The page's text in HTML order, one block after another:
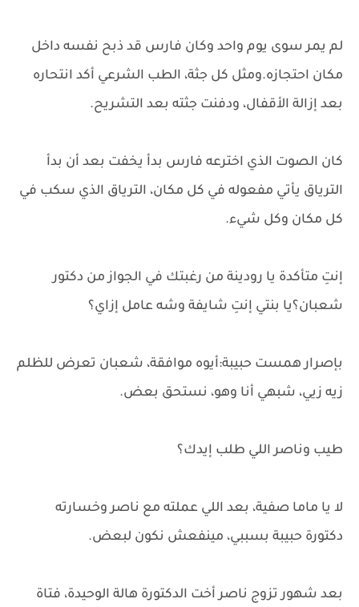
لم يمر سوى يوم واحد وكان فارس قد ذبح نفسه داخل
مكان احتجازه.ومثل كل جثة، الطب الشرعي أكد انتحاره
بعد إزالة الأقفال، ودفنت جثته بعد التشريح.
كان الصوت الذي اخترعه فارس بدأ يخفت بعد أن بدأ
الترياق يأتي مفعوله في كل مكان، الترياق الذي سكب في
كل مكان وكل شيء.
إنتِ متأكدة يا رودينة من رغبتك في الجواز من دكتور
شعبان؟يا بنتي إنتِ شايفة وشه عامل إزاي؟
بإصرار همست حبيبة:أيوه موافقة، شعبان تعرض للظلم
زيه زيي، شبهي أنا وهو، نستحق بعض.
طيب وناصر اللي طلب إيدك؟
لا يا ماما صفية، بعد اللي عملته مع ناصر وخسارته
دكتورة حبيبة بسببي، مينفعش نكون لبعض.
بعد شهور تزوج ناصر أخت الدكتورة هالة الوحيدة، فتاة